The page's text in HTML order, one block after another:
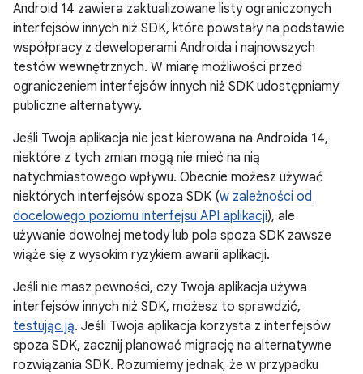
Android 14 zawiera zaktualizowane listy ograniczonych
interfejsów innych niż SDK, które powstały na podstawie
współpracy z deweloperami Androida i najnowszych
testów wewnętrznych. W miarę możliwości przed
ograniczeniem interfejsów innych niż SDK udostępniamy
publiczne alternatywy.
Jeśli Twoja aplikacja nie jest kierowana na Androida 14,
niektóre z tych zmian mogą nie mieć na nią
natychmiastowego wpływu. Obecnie możesz używać
niektórych interfejsów spoza SDK (w zależności od
docelowego poziomu interfejsu API aplikacji), ale
używanie dowolnej metody lub pola spoza SDK zawsze
wiąże się z wysokim ryzykiem awarii aplikacji.
Jeśli nie masz pewności, czy Twoja aplikacja używa
interfejsów innych niż SDK, możesz to sprawdzić,
testując ją. Jeśli Twoja aplikacja korzysta z interfejsów
spoza SDK, zacznij planować migrację na alternatywne
rozwiązania SDK. Rozumiemy jednak, że w przypadku